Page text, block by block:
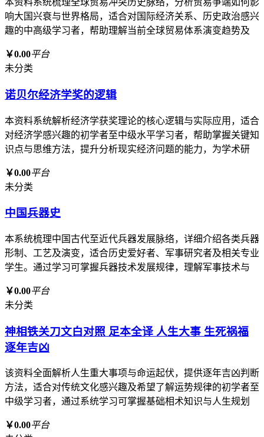
本资料系统梳理全球贸易冲突历史脉络，分析贸易争端如何影
响大国兴衰与世界格局，适合对国际经济关系、历史政治感兴
趣的中高级学习者，帮助理解当前全球贸易体系演变趋势及
￥0.00平台
未分类
诺贝尔经济学奖的逻辑
本资料系统解析经济学获奖理论的核心逻辑与实际应用，适合
对经济学感兴趣的初学者至中级水平学习者，帮助掌握关键知
识点与思维方法，提升分析现实经济问题的能力，为学术研
￥0.00平台
未分类
中国兵器史
本系统梳理中国古代至近代兵器发展脉络，详细介绍各类兵器
形制、工艺及演变，适合历史爱好者、军事研究者及相关专业
学生。通过学习可掌握兵器技术发展规律，理解军事技术与
￥0.00平台
未分类
神相铁关刀文白对照 足本全译 人生大事 生死祸福
逐年吉凶
该资料全面解析人生重大事项与命运起伏，提供逐年吉凶判断
方法，适合对传统文化感兴趣及希望了解运势规律的初学者至
中级学习者，通过系统学习可掌握基础相术知识与人生规划
￥0.00平台